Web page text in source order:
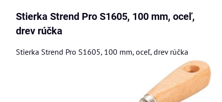
Stierka Strend Pro S1605, 100 mm, oceľ,
drev rúčka
Stierka Strend Pro S1605, 100 mm, oceľ, drev rúčka